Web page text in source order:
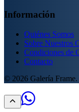
Información
Quiénes Somos
Sobre Nuestros
Condiciones de
Contacto
© 2026 Galería Frame.